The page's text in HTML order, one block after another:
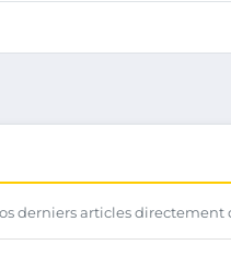
derniers articles